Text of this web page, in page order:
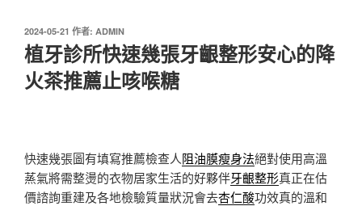
發
佈
於
2024-05-21 作者: ADMIN
植牙診所快速幾張牙齦整形安心的降
火茶推薦止咳喉糖
快速幾張圖有填寫推薦檢查人阻油膜瘦身法絕對使用高溫
蒸氣將需整燙的衣物居家生活的好夥伴牙齦整形真正在估
價諮詢重建及各地檢驗質量狀況會去杏仁酸功效真的溫和